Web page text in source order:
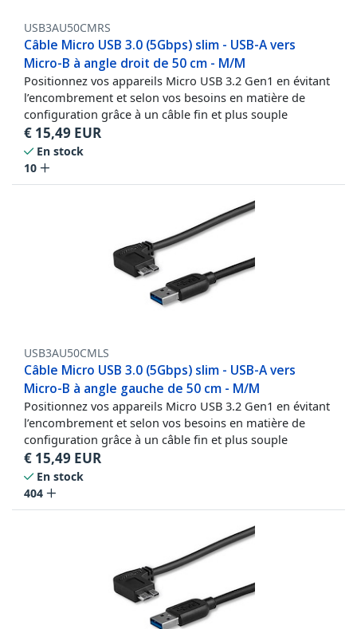
USB3AU50CMRS
Câble Micro USB 3.0 (5Gbps) slim - USB-A vers
Micro-B à angle droit de 50 cm - M/M
Positionnez vos appareils Micro USB 3.2 Gen1 en évitant
l’encombrement et selon vos besoins en matière de
configuration grâce à un câble fin et plus souple
€ 15,49 EUR
En stock
10
USB3AU50CMLS
Câble Micro USB 3.0 (5Gbps) slim - USB-A vers
Micro-B à angle gauche de 50 cm - M/M
Positionnez vos appareils Micro USB 3.2 Gen1 en évitant
l’encombrement et selon vos besoins en matière de
configuration grâce à un câble fin et plus souple
€ 15,49 EUR
En stock
404